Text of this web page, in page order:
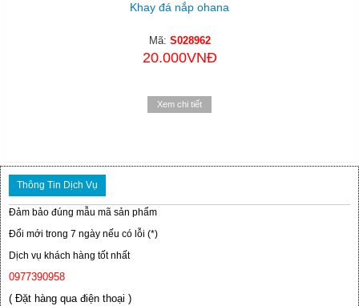
Khay đá nắp ohana
Mã: S028962
20.000VNĐ
Xem chi tiết
Thông Tin Dịch Vụ
Đảm bảo đúng mẫu mã sản phẩm
Đổi mới trong 7 ngày nếu có lỗi (*)
Dịch vụ khách hàng tốt nhất
0977390958
( Đặt hàng qua điện thoại )